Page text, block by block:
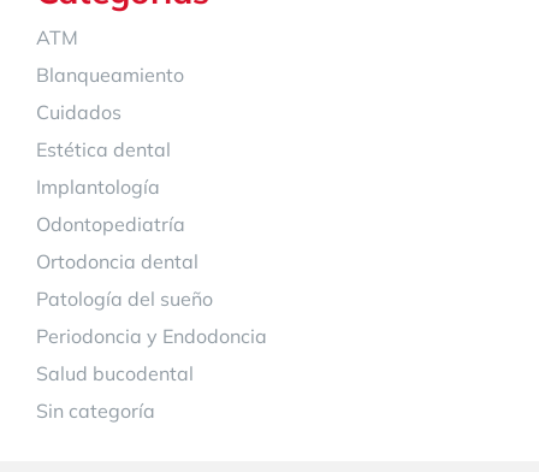
ATM
Blanqueamiento
Cuidados
Estética dental
Implantología
Odontopediatría
Ortodoncia dental
Patología del sueño
Periodoncia y Endodoncia
Salud bucodental
Sin categoría